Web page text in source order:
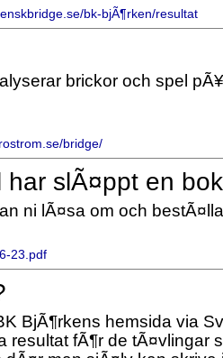
bk-bjÃ¶rken/resultat
brickor och spel
bridge/
har slÃ¤ppt en bok
ni lÃ¤sa om och
23.pdf
BjÃ¶rkens hemsida via
resultat fÃ¶r de tÃ¤vlingar